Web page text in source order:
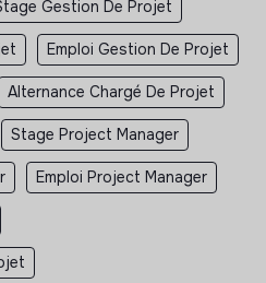
Gestion De Projet
Emploi Gestion De Projet
Alternance Chargé De Projet
Stage Project Manager
Emploi Project Manager